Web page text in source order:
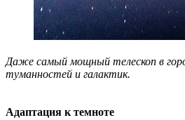
Даже самый мощный телескоп в
туманностей и галактик.
Адаптация к темноте